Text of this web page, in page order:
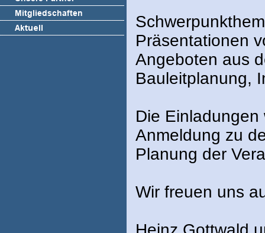
Präsentationen
Angeboten aus
Bauleitplanung,
Die
Anmeldung zu
Planung der
Wir freuen uns